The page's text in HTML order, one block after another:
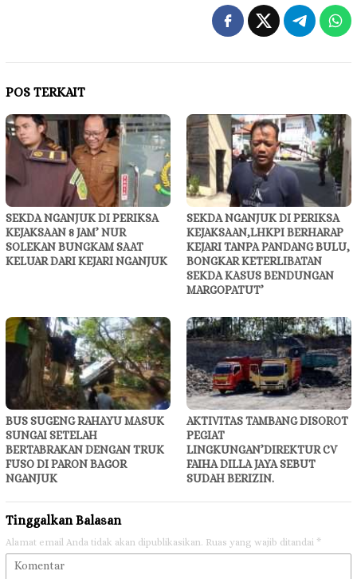
POS TERKAIT
SEKDA NGANJUK DI PERIKSA
KEJAKSAAN 8 JAM’ NUR
SOLEKAN BUNGKAM SAAT
KELUAR DARI KEJARI NGANJUK
SEKDA NGANJUK DI PERIKSA
KEJAKSAAN,LHKPI BERHARAP
KEJARI TANPA PANDANG BULU,
BONGKAR KETERLIBATAN
SEKDA KASUS BENDUNGAN
MARGOPATUT’
BUS SUGENG RAHAYU MASUK
SUNGAI SETELAH
BERTABRAKAN DENGAN TRUK
FUSO DI PARON BAGOR
NGANJUK
AKTIVITAS TAMBANG DISOROT
PEGIAT
LINGKUNGAN’DIREKTUR CV
FAIHA DILLA JAYA SEBUT
SUDAH BERIZIN.
Tinggalkan Balasan
Alamat email Anda tidak akan dipublikasikan. Ruas yang wajib ditandai *